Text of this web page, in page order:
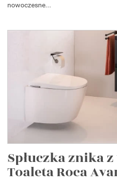
nowoczesne...
Spłuczka znika
Toaleta Roca